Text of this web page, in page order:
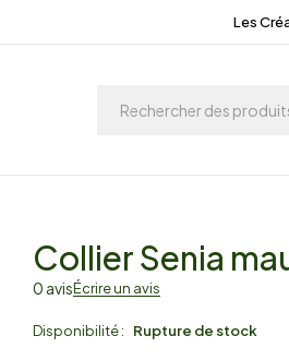
Les
Collier Senia
0 avisÉcrire un avis
Disponibilité : Rupture de stock